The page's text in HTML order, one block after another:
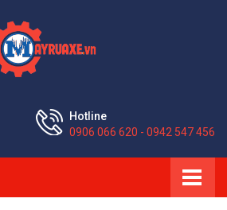
Hotline
0906 066 620 - 0942 547 456